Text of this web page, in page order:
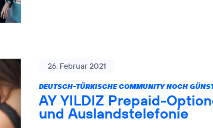
26. Februar 2021
DEUTSCH-TÜRKISCHE COMMUNITY NOCH
AY YILDIZ Prepaid-
und Auslandstelefonie